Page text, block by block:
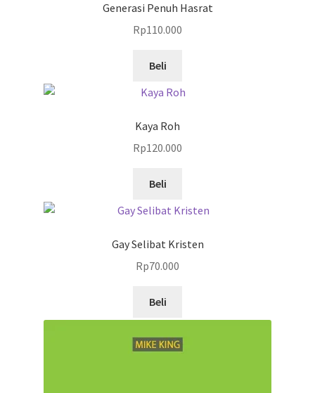
Generasi Penuh Hasrat
Rp110.000
Beli
Kaya Roh
Rp120.000
Beli
Gay Selibat Kristen
Rp70.000
Beli